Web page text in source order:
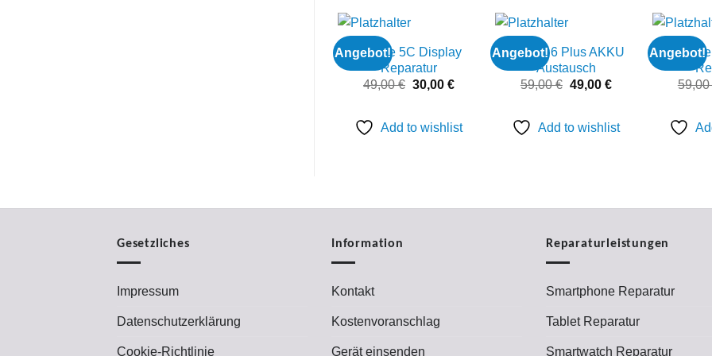
Angebot!
Add to
wishlist
iPhone 5C Display
Reparatur
49,00€ Ursprünglicher
49,00 €
30,00 €Aktueller
30,00 €.
Add to wishlist
Angebot!
Add to
wishlist
iPhone 6 Plus AKKU
Austausch
59,00€ Ursprünglicher
59,00 €
49,00 €Aktueller
49,00 €.
Add to wishlist
Angebot!
59,00
Gesetzliches
Impressum
Datenschutzerklärung
Cookie-Richtlinie
Information
Kontakt
Kostenvoranschlag
Gerät einsenden
Reparaturleistungen
Smartphone Reparatur
Tablet Reparatur
Smartwatch Reparatur